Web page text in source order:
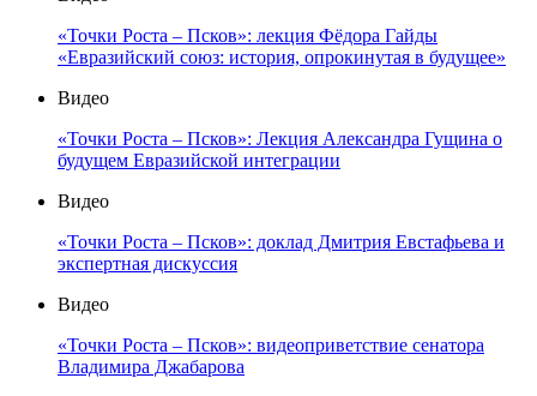
«Точки Роста – Псков»: лекция Фёдора Гайды
«Евразийский союз: история, опрокинутая в будущее»
Видео
«Точки Роста – Псков»: Лекция Александра Гущина о
будущем Евразийской интеграции
Видео
«Точки Роста – Псков»: доклад Дмитрия Евстафьева и
экспертная дискуссия
Видео
«Точки Роста – Псков»: видеоприветствие сенатора
Владимира Джабарова